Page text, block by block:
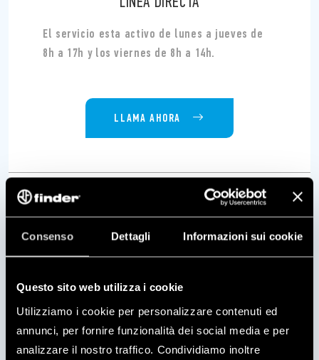
Consenso Dettagli Informazioni sui cookie
Questo sito web utilizza i cookie
Utilizziamo i cookie per personalizzare contenuti ed
annunci, per fornire funzionalità dei social media e per
analizzare il nostro traffico. Condividiamo inoltre
El servicio esta activo de lunes a jueves de
8h a 17h y los viernes de 8h a 14h.
LLAMA AHORA
ASISTENCIA TÉCNICA